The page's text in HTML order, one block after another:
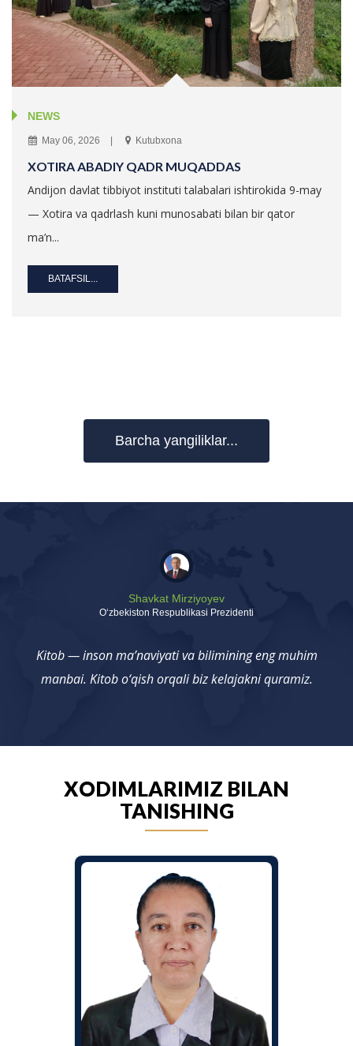
NEWS
May 06, 2026 Kutubxona
XOTIRA ABADIY QADR MUQADDAS
Andijon davlat tibbiyot instituti talabalari ishtirokida 9-may
— Xotira va qadrlash kuni munosabati bilan bir qator
ma’n...
BATAFSIL...
Barcha yangiliklar...
Shavkat Mirziyoyev
Oʻzbekiston Respublikasi Prezidenti
Kitob — inson ma’naviyati va bilimining eng muhim
manbai. Kitob o‘qish orqali biz kelajakni quramiz.
XODIMLARIMIZ BILAN
TANISHING